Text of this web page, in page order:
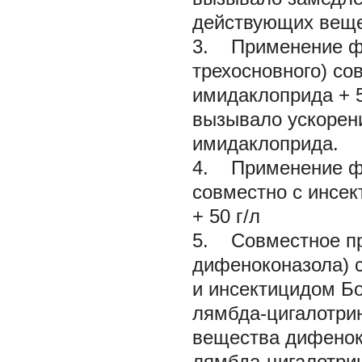
действующих
3. Применение
трехосновного)
имидаклоприда +
вызывало
имидаклоприда.
4. Применение
совместно с
+ 50 г/л
5. Совместное
дифеноконазола)
и инсектицидом
лямбда-
вещества